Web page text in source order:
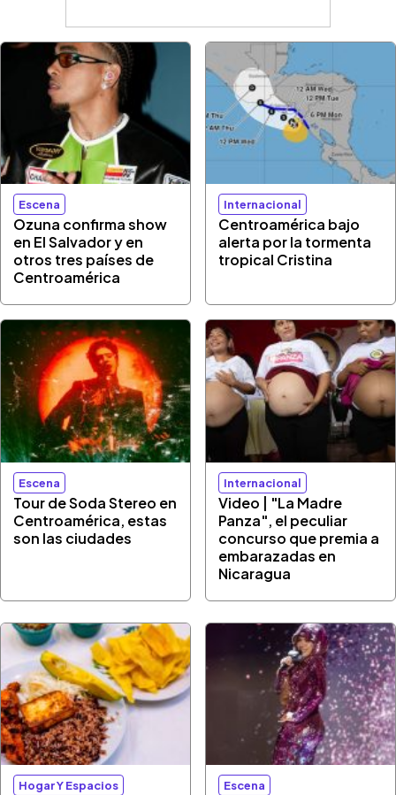
Escena
Ozuna confirma show
en El Salvador y en
otros tres países de
Centroamérica
Internacional
Centroamérica bajo
alerta por la tormenta
tropical Cristina
Escena
Tour de Soda Stereo en
Centroamérica, estas
son las ciudades
Internacional
Video | "La Madre
Panza", el peculiar
concurso que premia a
embarazadas en
Nicaragua
Hogar Y Espacios Escena